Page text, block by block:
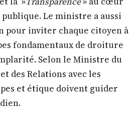
Le ministre a aussi
pour inviter chaque citoyen à
fondamentaux de droiture
Selon le Ministre du
des Relations avec les
et étique doivent guider